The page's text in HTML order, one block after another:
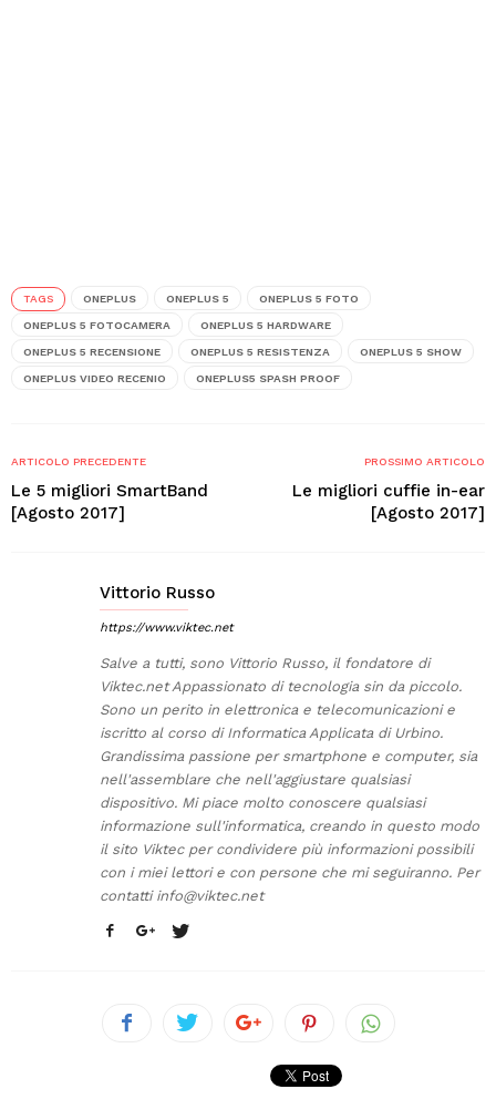
TAGS ONEPLUS ONEPLUS 5 ONEPLUS 5 FOTO
ONEPLUS 5 FOTOCAMERA ONEPLUS 5 HARDWARE
ONEPLUS 5 RECENSIONE ONEPLUS 5 RESISTENZA ONEPLUS 5 SHOW
ONEPLUS VIDEO RECENIO ONEPLUS5 SPASH PROOF
ARTICOLO PRECEDENTE
Le 5 migliori SmartBand
[Agosto 2017]
PROSSIMO ARTICOLO
Le migliori cuffie in-ear
[Agosto 2017]
Vittorio Russo
https://www.viktec.net
Salve a tutti, sono Vittorio Russo, il fondatore di
Viktec.net Appassionato di tecnologia sin da piccolo.
Sono un perito in elettronica e telecomunicazioni e
iscritto al corso di Informatica Applicata di Urbino.
Grandissima passione per smartphone e computer, sia
nell'assemblare che nell'aggiustare qualsiasi
dispositivo. Mi piace molto conoscere qualsiasi
informazione sull'informatica, creando in questo modo
il sito Viktec per condividere più informazioni possibili
con i miei lettori e con persone che mi seguiranno. Per
contatti info@viktec.net